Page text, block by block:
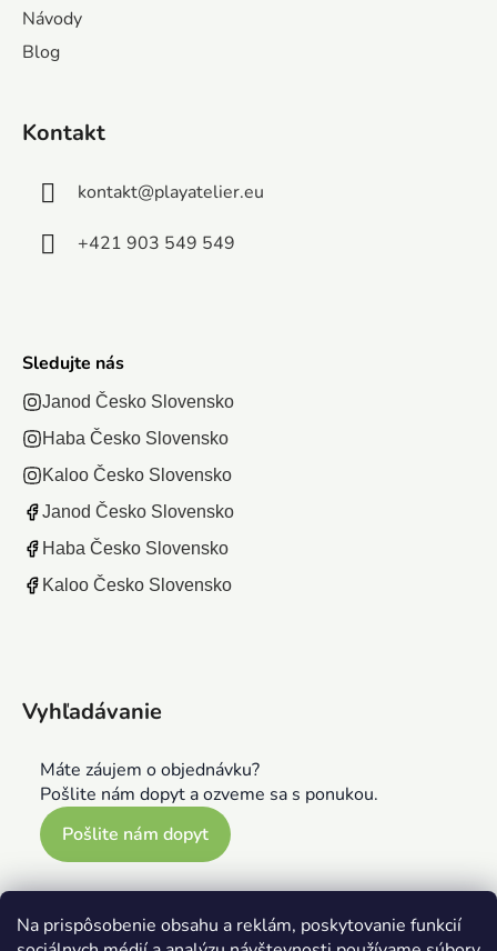
Na prispôsobenie obsahu a reklám, poskytovanie funkcií
Návody
Blog
Kontakt
kontakt@playatelier.eu
+421 903 549 549
Sledujte nás
Janod Česko Slovensko
Haba Česko Slovensko
Kaloo Česko Slovensko
Janod Česko Slovensko
Haba Česko Slovensko
Kaloo Česko Slovensko
Vyhľadávanie
Máte záujem o objednávku?
Pošlite nám dopyt a ozveme sa s ponukou.
Pošlite nám dopyt